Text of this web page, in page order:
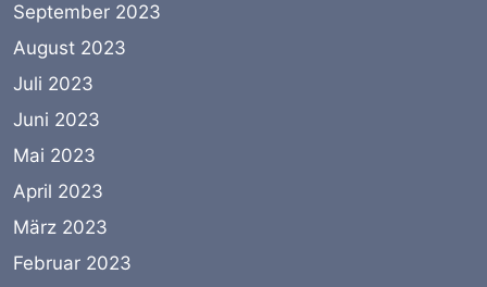
September 2023
August 2023
Juli 2023
Juni 2023
Mai 2023
April 2023
März 2023
Februar 2023